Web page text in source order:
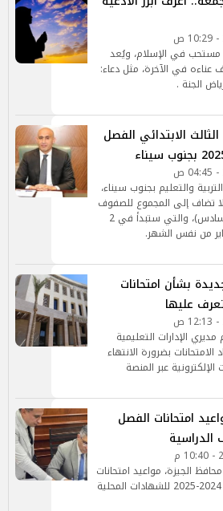
مستحب في الإسلام، ويُعد
عناءه في الآخرة، مثل دعاء:
الجنة .
الابتدائي الفصل
والتعليم بجنوب سيناء،
تضاف إلى المجموع للصفوف
الابتدائية (من الثالث حتى السادس)، والتي ستبدأ في 2
بشأن امتحانات
عليها
الإدارات التعليمية
بضرورة الانتهاء
عبر المنصة
امتحانات الفصل
الجيزة، مواعيد امتحانات
الفصل الدراسي الأول للعام 2024-2025 للشهادات المحلية